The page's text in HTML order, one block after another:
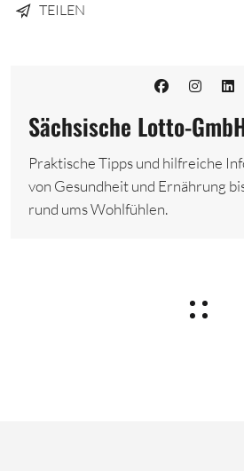
TEILEN
Sächsische Lotto-
Praktische Tipps und hilfreiche
von Gesundheit und Ernährung
rund ums Wohlfühlen.